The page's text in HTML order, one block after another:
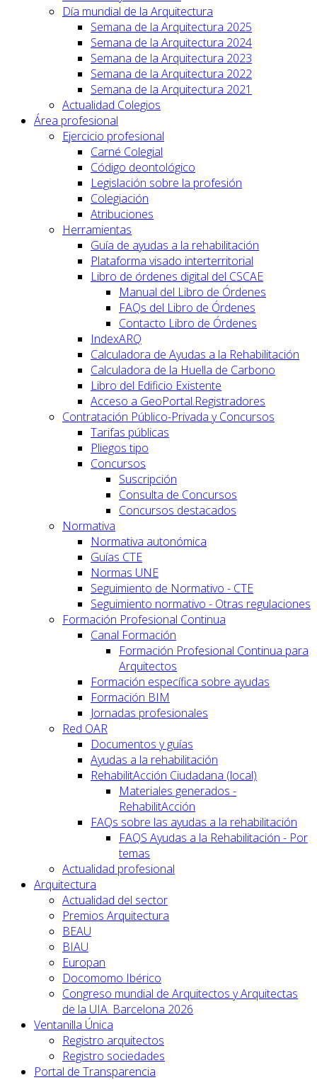
Día mundial de la Arquitectura
Semana de la Arquitectura 2025
Semana de la Arquitectura 2024
Semana de la Arquitectura 2023
Semana de la Arquitectura 2022
Semana de la Arquitectura 2021
Actualidad Colegios
Área profesional
Ejercicio profesional
Carné Colegial
Código deontológico
Legislación sobre la profesión
Colegiación
Atribuciones
Herramientas
Guía de ayudas a la rehabilitación
Plataforma visado interterritorial
Libro de órdenes digital del CSCAE
Manual del Libro de Órdenes
FAQs del Libro de Órdenes
Contacto Libro de Órdenes
IndexARQ
Calculadora de Ayudas a la Rehabilitación
Calculadora de la Huella de Carbono
Libro del Edificio Existente
Acceso a GeoPortal.Registradores
Contratación Público-Privada y Concursos
Tarifas públicas
Pliegos tipo
Concursos
Suscripción
Consulta de Concursos
Concursos destacados
Normativa
Normativa autonómica
Guías CTE
Normas UNE
Seguimiento de Normativo - CTE
Seguimiento normativo - Otras regulaciones
Formación Profesional Continua
Canal Formación
Formación Profesional Continua para
Arquitectos
Formación específica sobre ayudas
Formación BIM
Jornadas profesionales
Red OAR
Documentos y guías
Ayudas a la rehabilitación
RehabilitAcción Ciudadana (local)
Materiales generados -
RehabilitAcción
FAQs sobre las ayudas a la rehabilitación
FAQS Ayudas a la Rehabilitación - Por
temas
Actualidad profesional
Arquitectura
Actualidad del sector
Premios Arquitectura
BEAU
BIAU
Europan
Docomomo Ibérico
Congreso mundial de Arquitectos y Arquitectas
de la UIA. Barcelona 2026
Ventanilla Única
Registro arquitectos
Registro sociedades
Portal de Transparencia